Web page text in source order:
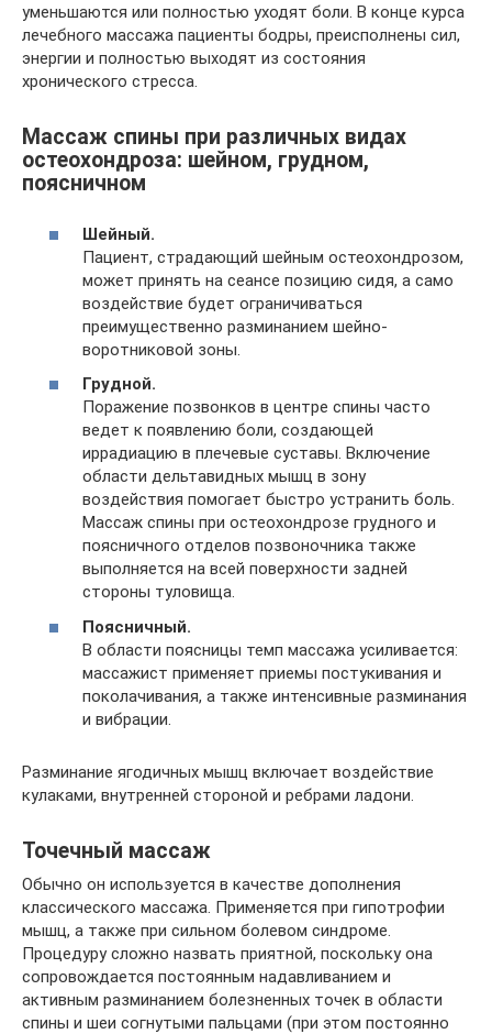
уменьшаются или полностью уходят боли. В конце курса
лечебного массажа пациенты бодры, преисполнены сил,
энергии и полностью выходят из состояния
хронического стресса.
Массаж спины при различных видах
остеохондроза: шейном, грудном,
поясничном
Шейный.
Пациент, страдающий шейным остеохондрозом,
может принять на сеансе позицию сидя, а само
воздействие будет ограничиваться
преимущественно разминанием шейно-
воротниковой зоны.
Грудной.
Поражение позвонков в центре спины часто
ведет к появлению боли, создающей
иррадиацию в плечевые суставы. Включение
области дельтавидных мышц в зону
воздействия помогает быстро устранить боль.
Массаж спины при остеохондрозе грудного и
поясничного отделов позвоночника также
выполняется на всей поверхности задней
стороны туловища.
Поясничный.
В области поясницы темп массажа усиливается:
массажист применяет приемы постукивания и
поколачивания, а также интенсивные разминания
и вибрации.
Разминание ягодичных мышц включает воздействие
кулаками, внутренней стороной и ребрами ладони.
Точечный массаж
Обычно он используется в качестве дополнения
классического массажа. Применяется при гипотрофии
мышц, а также при сильном болевом синдроме.
Процедуру сложно назвать приятной, поскольку она
сопровождается постоянным надавливанием и
активным разминанием болезненных точек в области
спины и шеи согнутыми пальцами (при этом постоянно